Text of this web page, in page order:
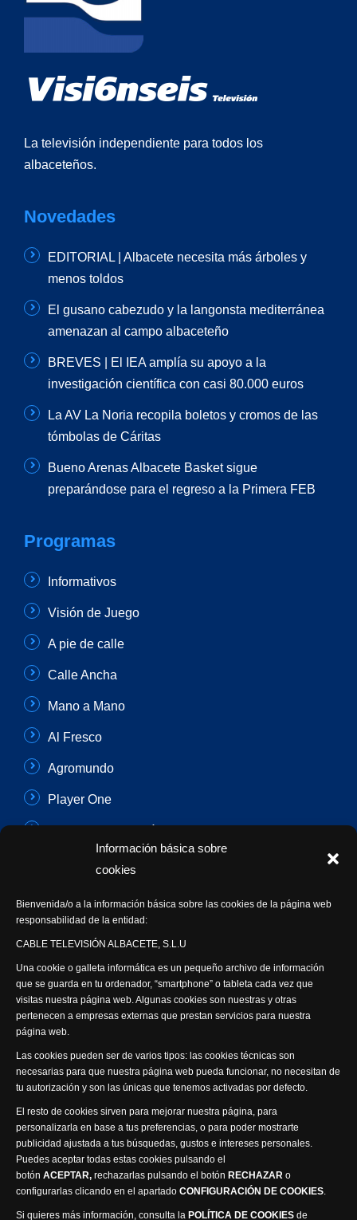
Información básica sobre
cookies
Bienvenida/o a la información básica sobre las cookies de la página web
responsabilidad de la entidad:
CABLE TELEVISIÓN ALBACETE, S.L.U
Una cookie o galleta informática es un pequeño archivo de información
que se guarda en tu ordenador, “smartphone” o tableta cada vez que
visitas nuestra página web. Algunas cookies son nuestras y otras
pertenecen a empresas externas que prestan servicios para nuestra
página web.
Las cookies pueden ser de varios tipos: las cookies técnicas son
necesarias para que nuestra página web pueda funcionar, no necesitan de
tu autorización y son las únicas que tenemos activadas por defecto.
El resto de cookies sirven para mejorar nuestra página, para
personalizarla en base a tus preferencias, o para poder mostrarte
publicidad ajustada a tus búsquedas, gustos e intereses personales.
Puedes aceptar todas estas cookies pulsando el
botón ACEPTAR, rechazarlas pulsando el botón RECHAZAR o
configurarlas clicando en el apartado CONFIGURACIÓN DE COOKIES.
Si quieres más información, consulta la POLÍTICA DE COOKIES de
La televisión independiente para todos los
albaceteños.
Novedades
EDITORIAL | Albacete necesita más árboles y
menos toldos
El gusano cabezudo y la langonsta mediterránea
amenazan al campo albaceteño
BREVES | El IEA amplía su apoyo a la
investigación científica con casi 80.000 euros
La AV La Noria recopila boletos y cromos de las
tómbolas de Cáritas
Bueno Arenas Albacete Basket sigue
preparándose para el regreso a la Primera FEB
Programas
Informativos
Visión de Juego
A pie de calle
Calle Ancha
Mano a Mano
Al Fresco
Agromundo
Player One
Síguenos
Política de privacidad
Política de cookies
Accesibilidad
Compromiso con la protección de datos personales